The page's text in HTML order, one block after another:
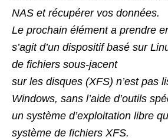
NAS et récupérer vos données.
Le prochain élément a prendre
s’agit d’un dispositif basé sur
de fichiers sous-jacent
sur les disques (XFS) n’est pas
Windows, sans l’aide d’outils
un système d’exploitation libre
système de fichiers XFS.